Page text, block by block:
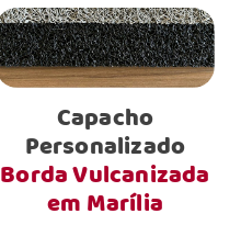
Capacho
Personalizado
Borda Vulcanizada
em Marília